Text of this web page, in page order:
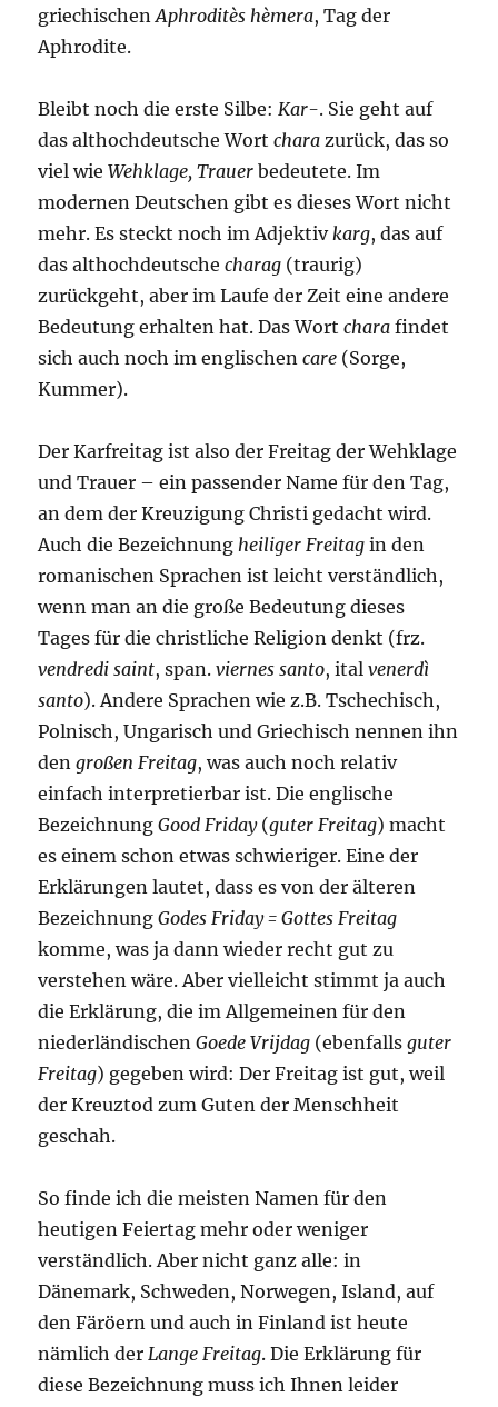
griechischenAphroditès hèmera, Tag der
Aphrodite.
Bleibt noch die erste Silbe:Kar-. Sie geht auf
das althochdeutsche Wortchara zurück, das so
viel wieWehklage, Trauerbedeutete. Im
modernen Deutschen gibt es dieses Wort nicht
mehr. Es steckt noch im Adjektivkarg, das auf
das althochdeutschecharag (traurig)
zurückgeht, aber im Laufe der Zeit eine andere
Bedeutung erhalten hat. Das Wortchara findet
sich auch noch im englischencare (Sorge,
Kummer).
Der Karfreitag ist also der Freitag der Wehklage
und Trauer – ein passender Name für den Tag,
an dem der Kreuzigung Christi gedacht wird.
Auch die Bezeichnungheiliger Freitag in den
romanischen Sprachen ist leicht verständlich,
wenn man an die große Bedeutung dieses
Tages für die christliche Religion denkt (frz.
vendredi saint, span.viernes santo, italvenerdì
santo). Andere Sprachen wie z.B. Tschechisch,
Polnisch, Ungarisch und Griechisch nennen ihn
dengroßen Freitag, was auch noch relativ
einfach interpretierbar ist. Die englische
BezeichnungGood Friday(guter Freitag) macht
es einem schon etwas schwieriger. Eine der
Erklärungen lautet, dass es von der älteren
BezeichnungGodes Friday = Gottes Freitag
komme, was ja dann wieder recht gut zu
verstehen wäre. Aber vielleicht stimmt ja auch
die Erklärung, die im Allgemeinen für den
niederländischenGoede Vrijdag (ebenfallsguter
Freitag) gegeben wird: Der Freitag ist gut, weil
der Kreuztod zum Guten der Menschheit
geschah.
So finde ich die meisten Namen für den
heutigen Feiertag mehr oder weniger
verständlich. Aber nicht ganz alle: in
Dänemark, Schweden, Norwegen, Island, auf
den Färöern und auch in Finland ist heute
nämlich der Lange Freitag. Die Erklärung für
diese Bezeichnung muss ich Ihnen leider